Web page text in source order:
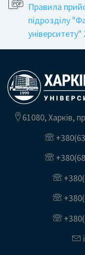
Правила
підрозділу
університету"
61080, Харків,